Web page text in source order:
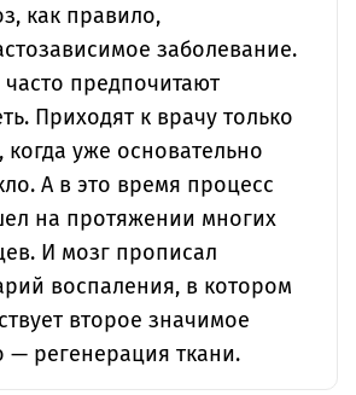
как правило,
заболевание.
предпочитают
Приходят к врачу только
когда уже основательно
А в это время процесс
на протяжении многих
И мозг прописал
воспаления, в котором
второе значимое
— регенерация ткани.